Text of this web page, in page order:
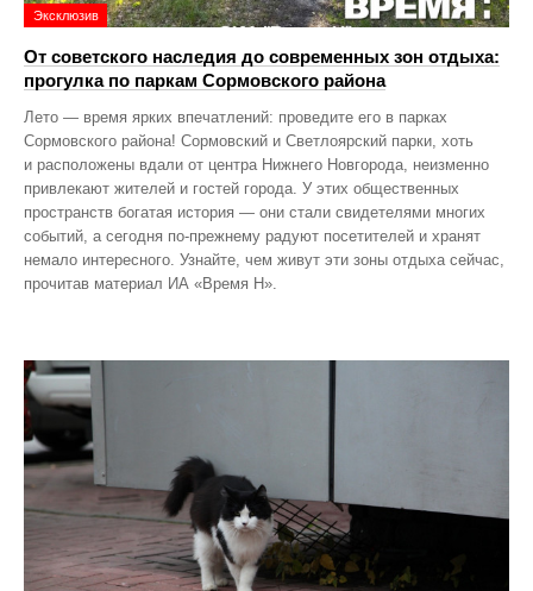
Эксклюзив
От советского наследия до современных зон отдыха:
прогулка по паркам Сормовского района
Лето — время ярких впечатлений: проведите его в парках
Сормовского района! Сормовский и Светлоярский парки, хоть
и расположены вдали от центра Нижнего Новгорода, неизменно
привлекают жителей и гостей города. У этих общественных
пространств богатая история — они стали свидетелями многих
событий, а сегодня по‑прежнему радуют посетителей и хранят
немало интересного. Узнайте, чем живут эти зоны отдыха сейчас,
прочитав материал ИА «Время Н».